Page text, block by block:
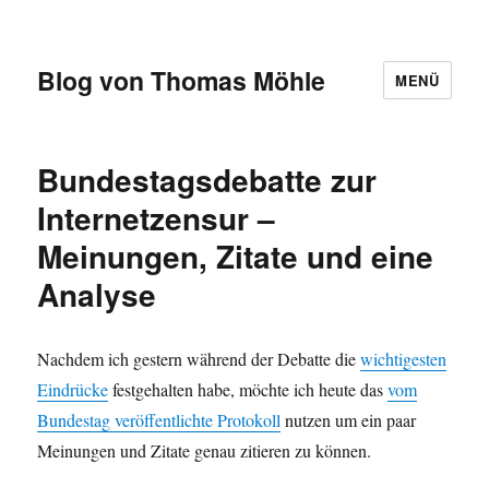
Blog von Thomas Möhle MENÜ
Bundestagsdebatte zur
Internetzensur –
Meinungen, Zitate und eine
Analyse
Nachdem ich gestern während der Debatte diewichtigesten
Eindrückefestgehalten habe, möchte ich heute dasvom
Bundestag veröffentlichte Protokoll nutzen um ein paar
Meinungen und Zitate genau zitieren zu können.